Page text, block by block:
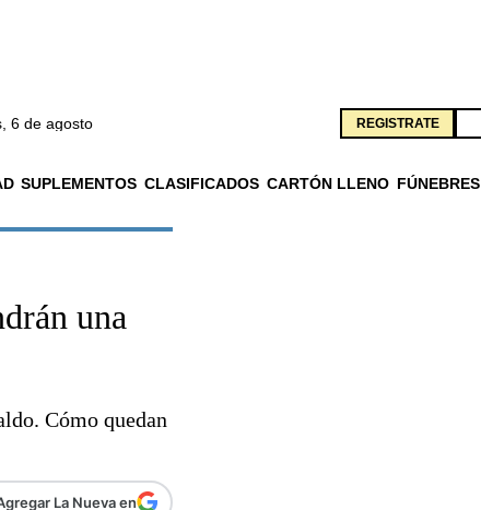
6 de agosto REGISTRATE
SUPLEMENTOS CLASIFICADOS CARTÓN LLENO FÚNEBRES
una
Cómo quedan
La Nueva en